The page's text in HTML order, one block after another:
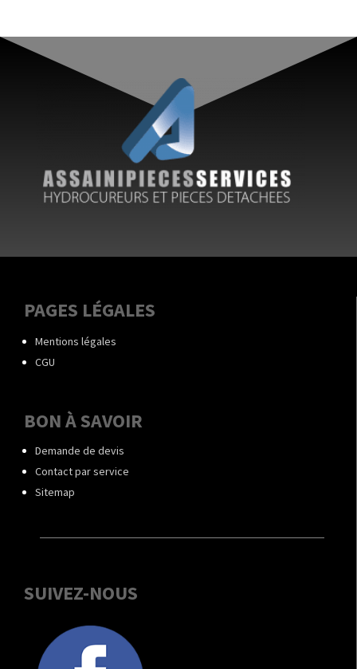
PAGES LÉGALES
Mentions légales
CGU
BON À SAVOIR
Demande de devis
Contact par service
Sitemap
SUIVEZ-NOUS